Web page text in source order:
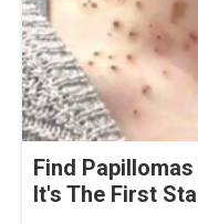
Find
It's The First